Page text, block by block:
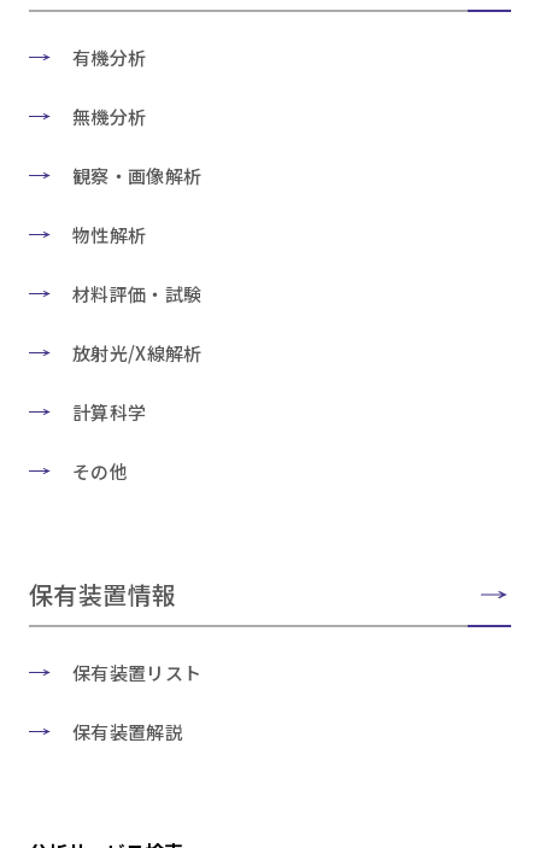
有機分析
無機分析
観察・画像解析
物性解析
材料評価・試験
放射光/X線解析
計算科学
その他
保有装置情報
保有装置リスト
保有装置解説